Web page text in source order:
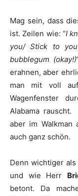
Mag sein, dass
ist. Zeilen wie: “I
you/ Stick to
bubblegum (okay!)
erahnen, aber
man mit voll
Wagenfenster
Alabama
aber im Walkman
auch ganz schön.
Denn wichtiger
und wie Herr
betont. Da